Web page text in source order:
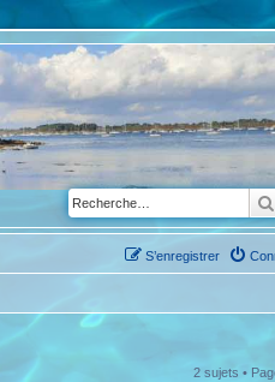
S’enregistrer
2 sujets •